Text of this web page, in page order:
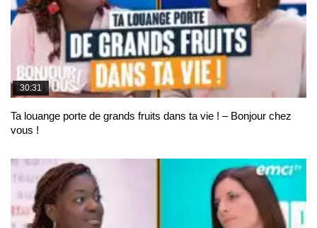
30:31
Ta louange porte de grands fruits dans ta vie ! – Bonjour chez
vous !